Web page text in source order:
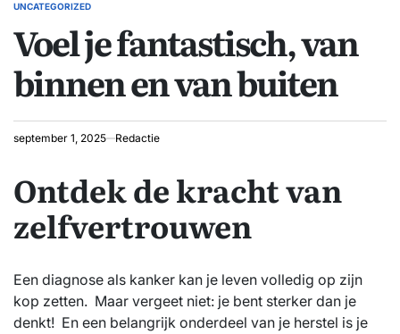
GEPLAATST
UNCATEGORIZED
Voel je fantastisch, van
binnen en van buiten
september 1, 2025 Redactie
Ontdek de kracht van
zelfvertrouwen
Een diagnose als kanker kan je leven volledig op zijn
kop zetten. Maar vergeet niet: je bent sterker dan je
denkt! En een belangrijk onderdeel van je herstel is je